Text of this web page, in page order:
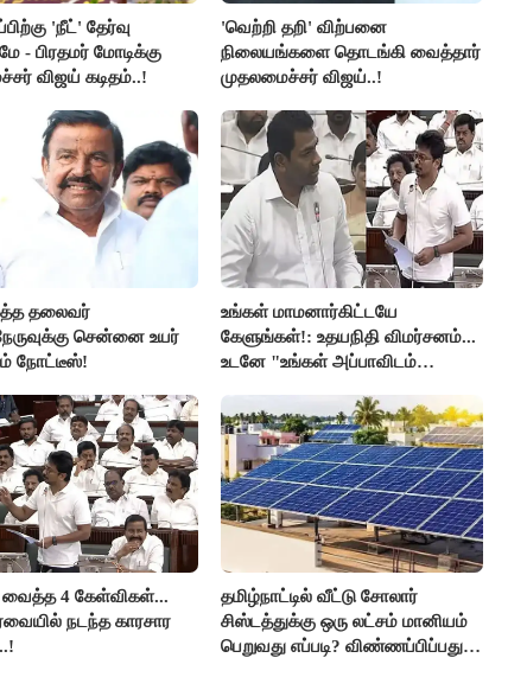
'நீட்' தேர்வு
- பிரதமர் மோடிக்கு
விஜய் கடிதம்..!
'வெற்றி தறி' விற்பனை
நிலையங்களை தொடங்கி வைத்தார்
முதலமைச்சர் விஜய்..!
தலைவர்
சென்னை உயர்
நோட்டீஸ்!
உங்கள் மாமனார்கிட்டயே
கேளுங்கள்!: உதயநிதி விமர்சனம்...
உடனே "உங்கள் அப்பாவிடம்
பதிலடி!
வைத்த 4 கேள்விகள்...
நடந்த காரசார
தமிழ்நாட்டில் வீட்டு சோலார்
சிஸ்டத்துக்கு ஒரு லட்சம் மானியம்
பெறுவது எப்படி? விண்ணப்பிப்பது